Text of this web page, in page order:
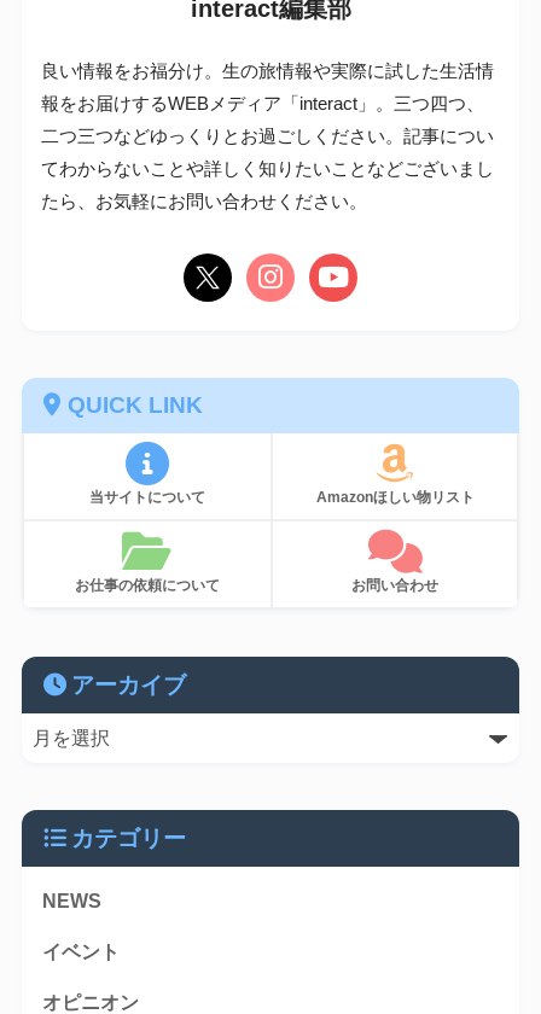
interact編集部
良い情報をお福分け。生の旅情報や実際に試した生活情
報をお届けするWEBメディア「interact」。三つ四つ、
二つ三つなどゆっくりとお過ごしください。記事につい
てわからないことや詳しく知りたいことなどございまし
たら、お気軽にお問い合わせください。
QUICK LINK
当サイトについて Amazonほしい物リスト
お仕事の依頼について お問い合わせ
アーカイブ
カテゴリー
NEWS
イベント
オピニオン